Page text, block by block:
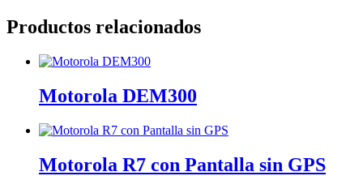
Productos relacionados
Motorola DEM300
Motorola R7 con Pantalla sin GPS